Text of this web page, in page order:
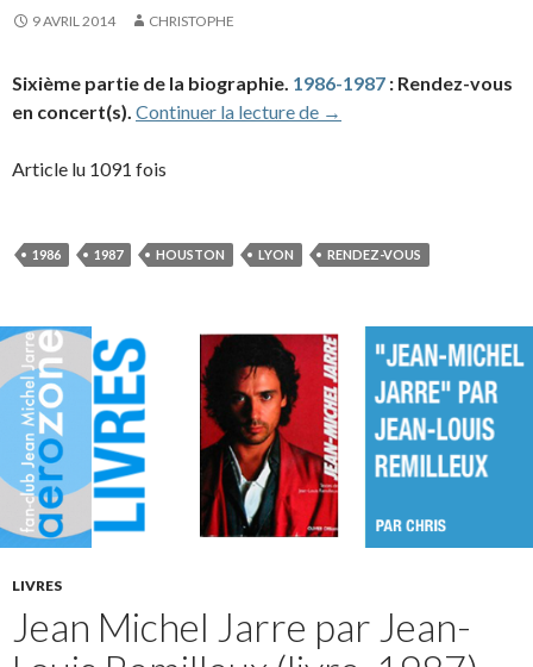
9 AVRIL 2014 CHRISTOPHE
Sixième partie de la biographie. 1986-1987 : Rendez-vous
en concert(s). Continuer la lecture de Biographie partie 6
→
Article lu 1091 fois
1986 1987 HOUSTON LYON RENDEZ-VOUS
LIVRES
Jean Michel Jarre par Jean-